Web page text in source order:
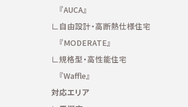
『AUCA』
自由設計・高断熱仕様住宅
『MODERATE』
規格型・高性能住宅
『Waffle』
対応エリア